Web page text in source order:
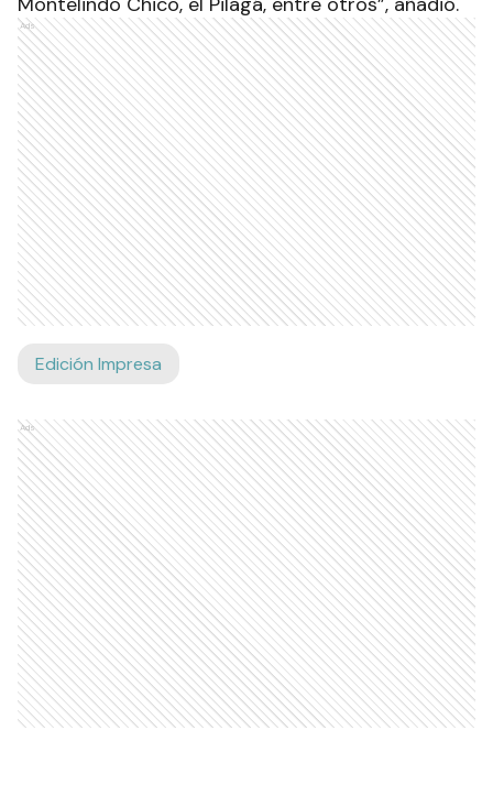
Ads
Edición Impresa
Ads